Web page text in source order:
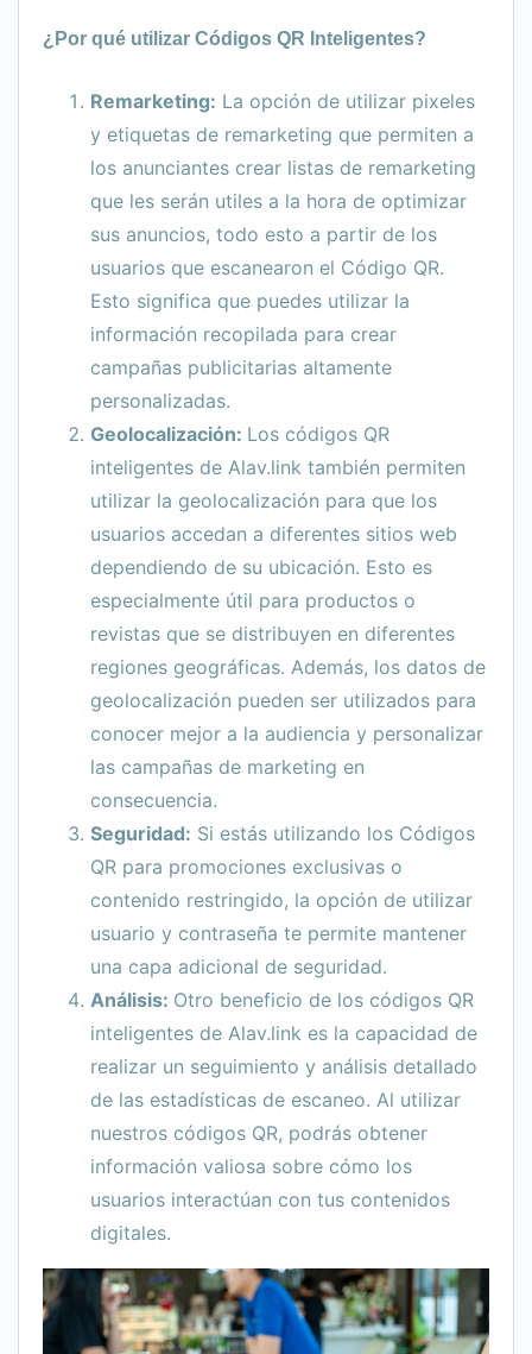
¿Por qué utilizar Códigos QR Inteligentes?
Remarketing: La opción de utilizar pixeles
y etiquetas de remarketing que permiten a
los anunciantes crear listas de remarketing
que les serán utiles a la hora de optimizar
sus anuncios, todo esto a partir de los
usuarios que escanearon el Código QR.
Esto significa que puedes utilizar la
información recopilada para crear
campañas publicitarias altamente
personalizadas.
Geolocalización: Los códigos QR
inteligentes de Alav.link también permiten
utilizar la geolocalización para que los
usuarios accedan a diferentes sitios web
dependiendo de su ubicación. Esto es
especialmente útil para productos o
revistas que se distribuyen en diferentes
regiones geográficas. Además, los datos de
geolocalización pueden ser utilizados para
conocer mejor a la audiencia y personalizar
las campañas de marketing en
consecuencia.
Seguridad: Si estás utilizando los Códigos
QR para promociones exclusivas o
contenido restringido, la opción de utilizar
usuario y contraseña te permite mantener
una capa adicional de seguridad.
Análisis: Otro beneficio de los códigos QR
inteligentes de Alav.link es la capacidad de
realizar un seguimiento y análisis detallado
de las estadísticas de escaneo. Al utilizar
nuestros códigos QR, podrás obtener
información valiosa sobre cómo los
usuarios interactúan con tus contenidos
digitales.